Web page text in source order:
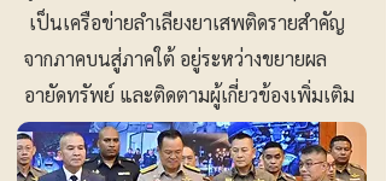
เป็นเครือข่ายลำเลียงยาเสพติดรายสำคัญ
จากภาคบนสู่ภาคใต้ อยู่ระหว่างขยายผล
อายัดทรัพย์ และติดตามผู้เกี่ยวข้องเพิ่มเติม